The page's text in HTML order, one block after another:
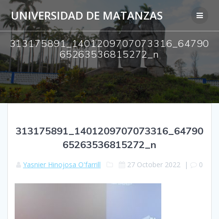
to
content
UNIVERSIDAD DE MATANZAS
313175891_1401209707073316_64790
65263536815272_n
313175891_1401209707073316_64790
65263536815272_n
Yasnier Hinojosa O'farrill 27 October 2022 | 0